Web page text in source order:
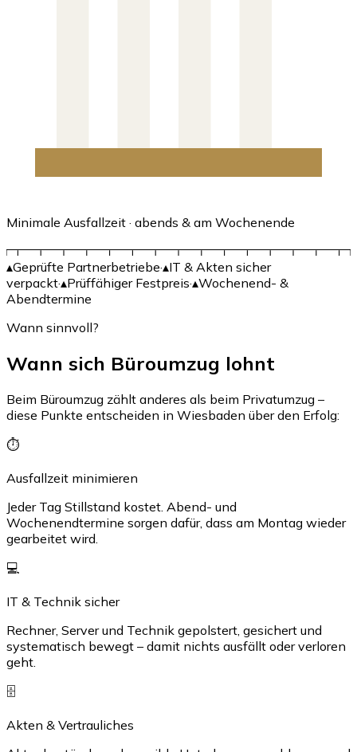
Minimale Ausfallzeit · abends & am Wochenende
▴Geprüfte Partnerbetriebe·▴IT & Akten sicher
verpackt·▴Prüffähiger Festpreis·▴Wochenend- &
Abendtermine
Wann sinnvoll?
Wann sich Büroumzug lohnt
Beim Büroumzug zählt anderes als beim Privatumzug –
diese Punkte entscheiden in Wiesbaden über den Erfolg:
⏱️
Ausfallzeit minimieren
Jeder Tag Stillstand kostet. Abend- und
Wochenendtermine sorgen dafür, dass am Montag wieder
gearbeitet wird.
💻
IT & Technik sicher
Rechner, Server und Technik gepolstert, gesichert und
systematisch bewegt – damit nichts ausfällt oder verloren
geht.
🗄️
Akten & Vertrauliches